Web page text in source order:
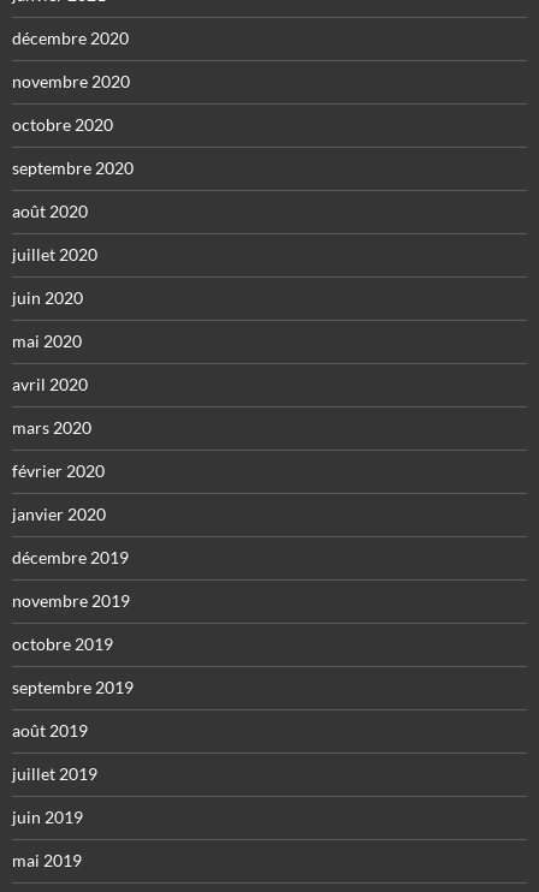
décembre 2020
novembre 2020
octobre 2020
septembre 2020
août 2020
juillet 2020
juin 2020
mai 2020
avril 2020
mars 2020
février 2020
janvier 2020
décembre 2019
novembre 2019
octobre 2019
septembre 2019
août 2019
juillet 2019
juin 2019
mai 2019